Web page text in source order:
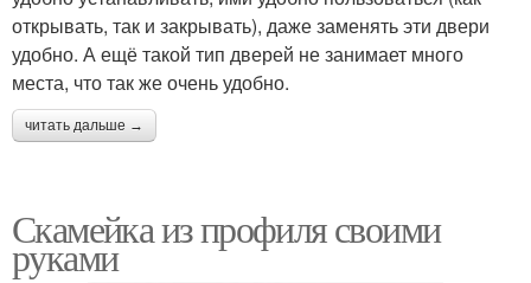
открывать, так и закрывать), даже заменять эти двери
удобно. А ещё такой тип дверей не занимает много
места, что так же очень удобно.
читать дальше →
Скамейка из профиля своими
руками